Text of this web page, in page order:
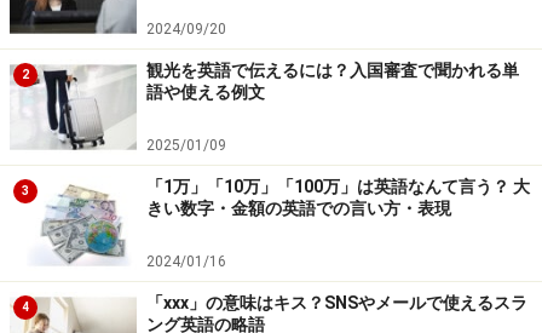
例えばアメリカの場合、カード会社から請求が来たとき
に、一括で払うか、それとも最初いくらか払って残りを
分割にするか、自分で選びます。「分割払い」を英語で
instalments（インストールメンツ）と言いますが、外国
のお店のレジでこれを言っても、まったく通じないかも
しれないのです。
おつりは米ドルでほしい、為替レートにつ
2024/09/20
2
観光を英語で伝えるには？入国審査で聞かれる単
語や使える例文
2025/01/09
3
「1万」「10万」「100万」は英語なんて言う？ 大
きい数字・金額の英語での言い方・表現
2024/01/16
4
「xxx」の意味はキス？SNSやメールで使えるスラ
ング英語の略語